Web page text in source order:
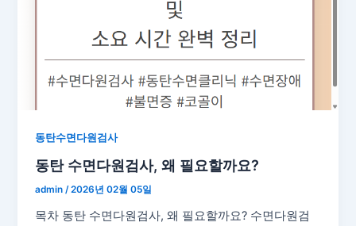
동탄수면다원검사
동탄 수면다원검사, 왜 필요할까요?
admin /2026년 02월 05일
목차 동탄 수면다원검사, 왜 필요할까요? 수면다원검